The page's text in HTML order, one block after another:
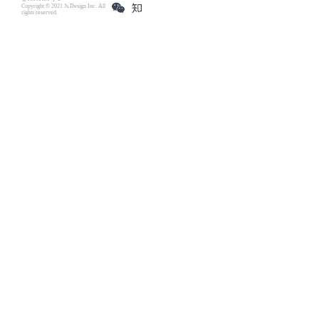
Copyright © 2021 Js.Design Inc. All
rights reserved.